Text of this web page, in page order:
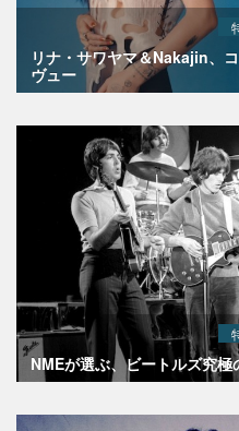
リナ・サワヤマ＆Nakajin、
ヴュー
NMEが選ぶ、ビートルズ究